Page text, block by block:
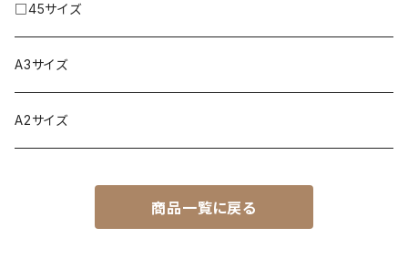
□45サイズ
A3サイズ
A2サイズ
商品一覧に戻る